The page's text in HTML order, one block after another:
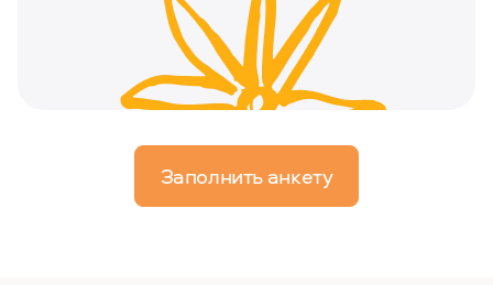
Заполнить анкету